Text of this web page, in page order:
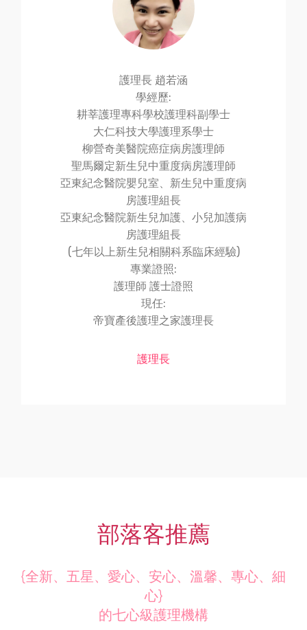
護理長 趙若涵
學經歷:
耕莘護理專科學校護理科副學士
大仁科技大學護理系學士
柳營奇美醫院癌症病房護理師
聖馬爾定新生兒中重度病房護理師
亞東紀念醫院嬰兒室、新生兒中重度病
房護理組長
亞東紀念醫院新生兒加護、小兒加護病
房護理組長
(七年以上新生兒相關科系臨床經驗)
專業證照:
護理師 護士證照
現任:
帝寶產後護理之家護理長
護理長
部落客推薦
{全新、五星、愛心、安心、溫馨、專心、細
心}
的七心級護理機構